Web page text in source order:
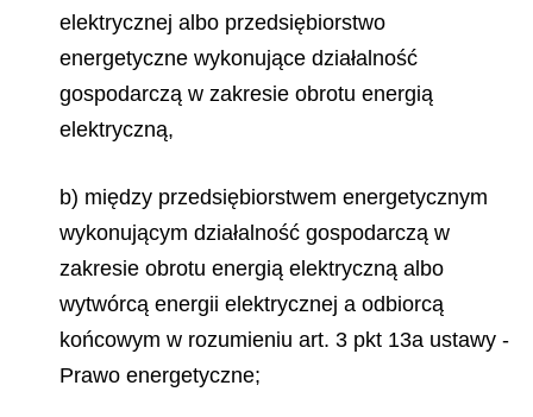
elektrycznej albo przedsiębiorstwo
energetyczne wykonujące działalność
gospodarczą w zakresie obrotu energią
elektryczną,
b) między przedsiębiorstwem energetycznym
wykonującym działalność gospodarczą w
zakresie obrotu energią elektryczną albo
wytwórcą energii elektrycznej a odbiorcą
końcowym w rozumieniu art. 3 pkt 13a ustawy -
Prawo energetyczne;